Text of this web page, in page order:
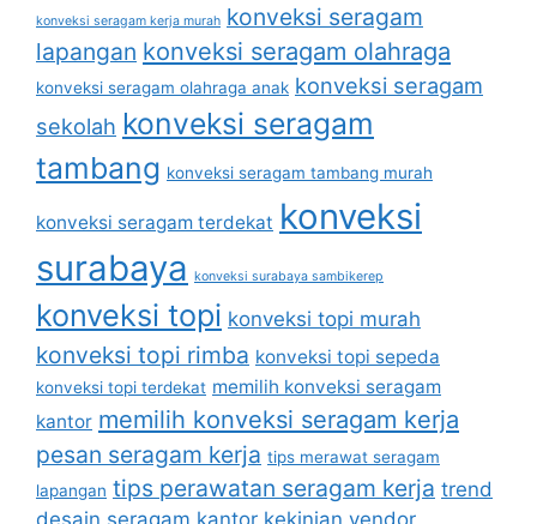
konveksi seragam kerja murah konveksi seragam
lapangan konveksi seragam olahraga
konveksi seragam olahraga anak konveksi seragam
sekolah konveksi seragam
tambang konveksi seragam tambang murah
konveksi seragam terdekat konveksi
surabaya konveksi surabaya sambikerep
konveksi topi konveksi topi murah
konveksi topi rimba konveksi topi sepeda
konveksi topi terdekat memilih konveksi seragam
kantor memilih konveksi seragam kerja
pesan seragam kerja tips merawat seragam
lapangan tips perawatan seragam kerja trend
desain seragam kantor kekinian vendor